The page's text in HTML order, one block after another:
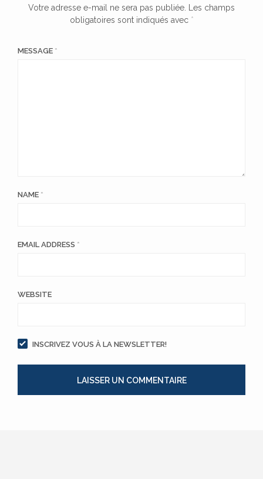
Votre adresse e-mail ne sera pas publiée.
Les champs
obligatoires sont indiqués avec *
MESSAGE *
NAME *
EMAIL ADDRESS *
WEBSITE
INSCRIVEZ VOUS À LA NEWSLETTER!